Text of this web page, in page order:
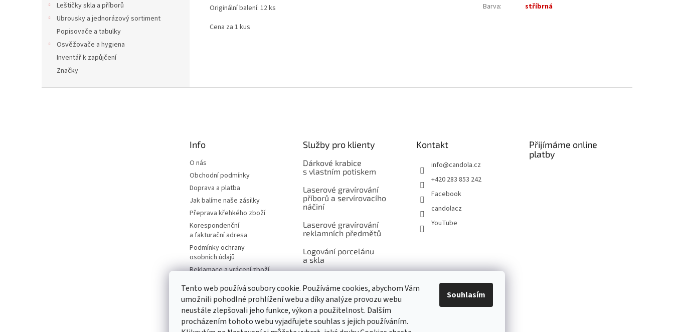
Tento web používá soubory cookie. Používáme cookies, abychom Vám
umožnili pohodlné prohlížení webu a díky analýze provozu webu
neustále zlepšovali jeho funkce, výkon a použitelnost. Dalším
procházením tohoto webu vyjadřujete souhlas s jejich používáním.
Souhlasím
Leštičky skla a příborů
Ubrousky a jednorázový sortiment
Popisovače a tabulky
Osvěžovače a hygiena
Inventář k zapůjčení
Značky
Originální balení: 12 ks
Cena za 1 kus
Barva: stříbrná
Info
O nás
Obchodní podmínky
Doprava a platba
Jak balíme naše zásilky
Přeprava křehkého zboží
Korespondenční
a fakturační adresa
Podmínky ochrany
osobních údajů
Reklamace a vrácení zboží
Moje objednávka
Prodávané značky
Katalogy
Kontakty
Služby pro klienty
Dárkové krabice
s vlastním potiskem
Laserové gravírování
příborů a servírovacího
náčiní
Laserové gravírování
reklamních předmětů
Logování porcelánu
a skla
a potisk
Ukázky reklamního
potisku produktů
Kontakt
info@candola.cz
+420 283 853 242
Facebook
candolacz
YouTube
Přijímáme online
platby